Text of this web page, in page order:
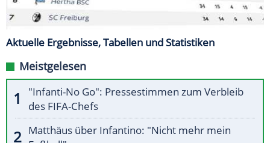
Aktuelle Ergebnisse, Tabellen und Statistiken
Meistgelesen
"Infanti-No Go": Pressestimmen zum Verbleib
des FIFA-Chefs
Matthäus über Infantino: "Nicht mehr mein